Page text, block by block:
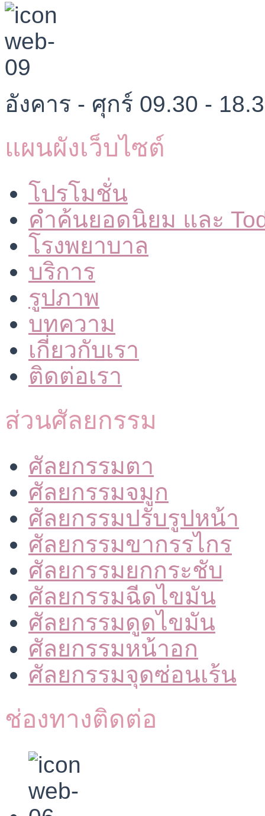
อังคาร - ศุกร์ 09.30 -
แผนผังเว็บไซต์
โปรโมชั่น
คำค้นยอดนิยม และ
โรงพยาบาล
บริการ
รูปภาพ
บทความ
เกี่ยวกับเรา
ติดต่อเรา
ส่วนศัลยกรรม
ศัลยกรรมตา
ศัลยกรรมจมูก
ศัลยกรรมปรับรูปหน้า
ศัลยกรรมขากรรไกร
ศัลยกรรมยกกระชับ
ศัลยกรรมฉีดไขมัน
ศัลยกรรมดูดไขมัน
ศัลยกรรมหน้าอก
ศัลยกรรมจุดซ่อนเร้น
ช่องทางติดต่อ